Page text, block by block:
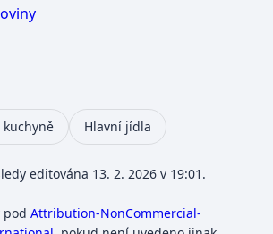
Hlavní jídla
editována 13. 2. 2026 v 19:01.
pod Attribution-NonCommercial-